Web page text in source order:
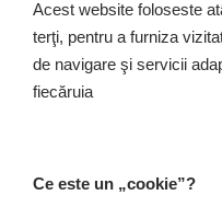
Acest website foloseste
terţi, pentru a furniza
de navigare şi servicii
fiecăruia
Ce este un „cookie”?